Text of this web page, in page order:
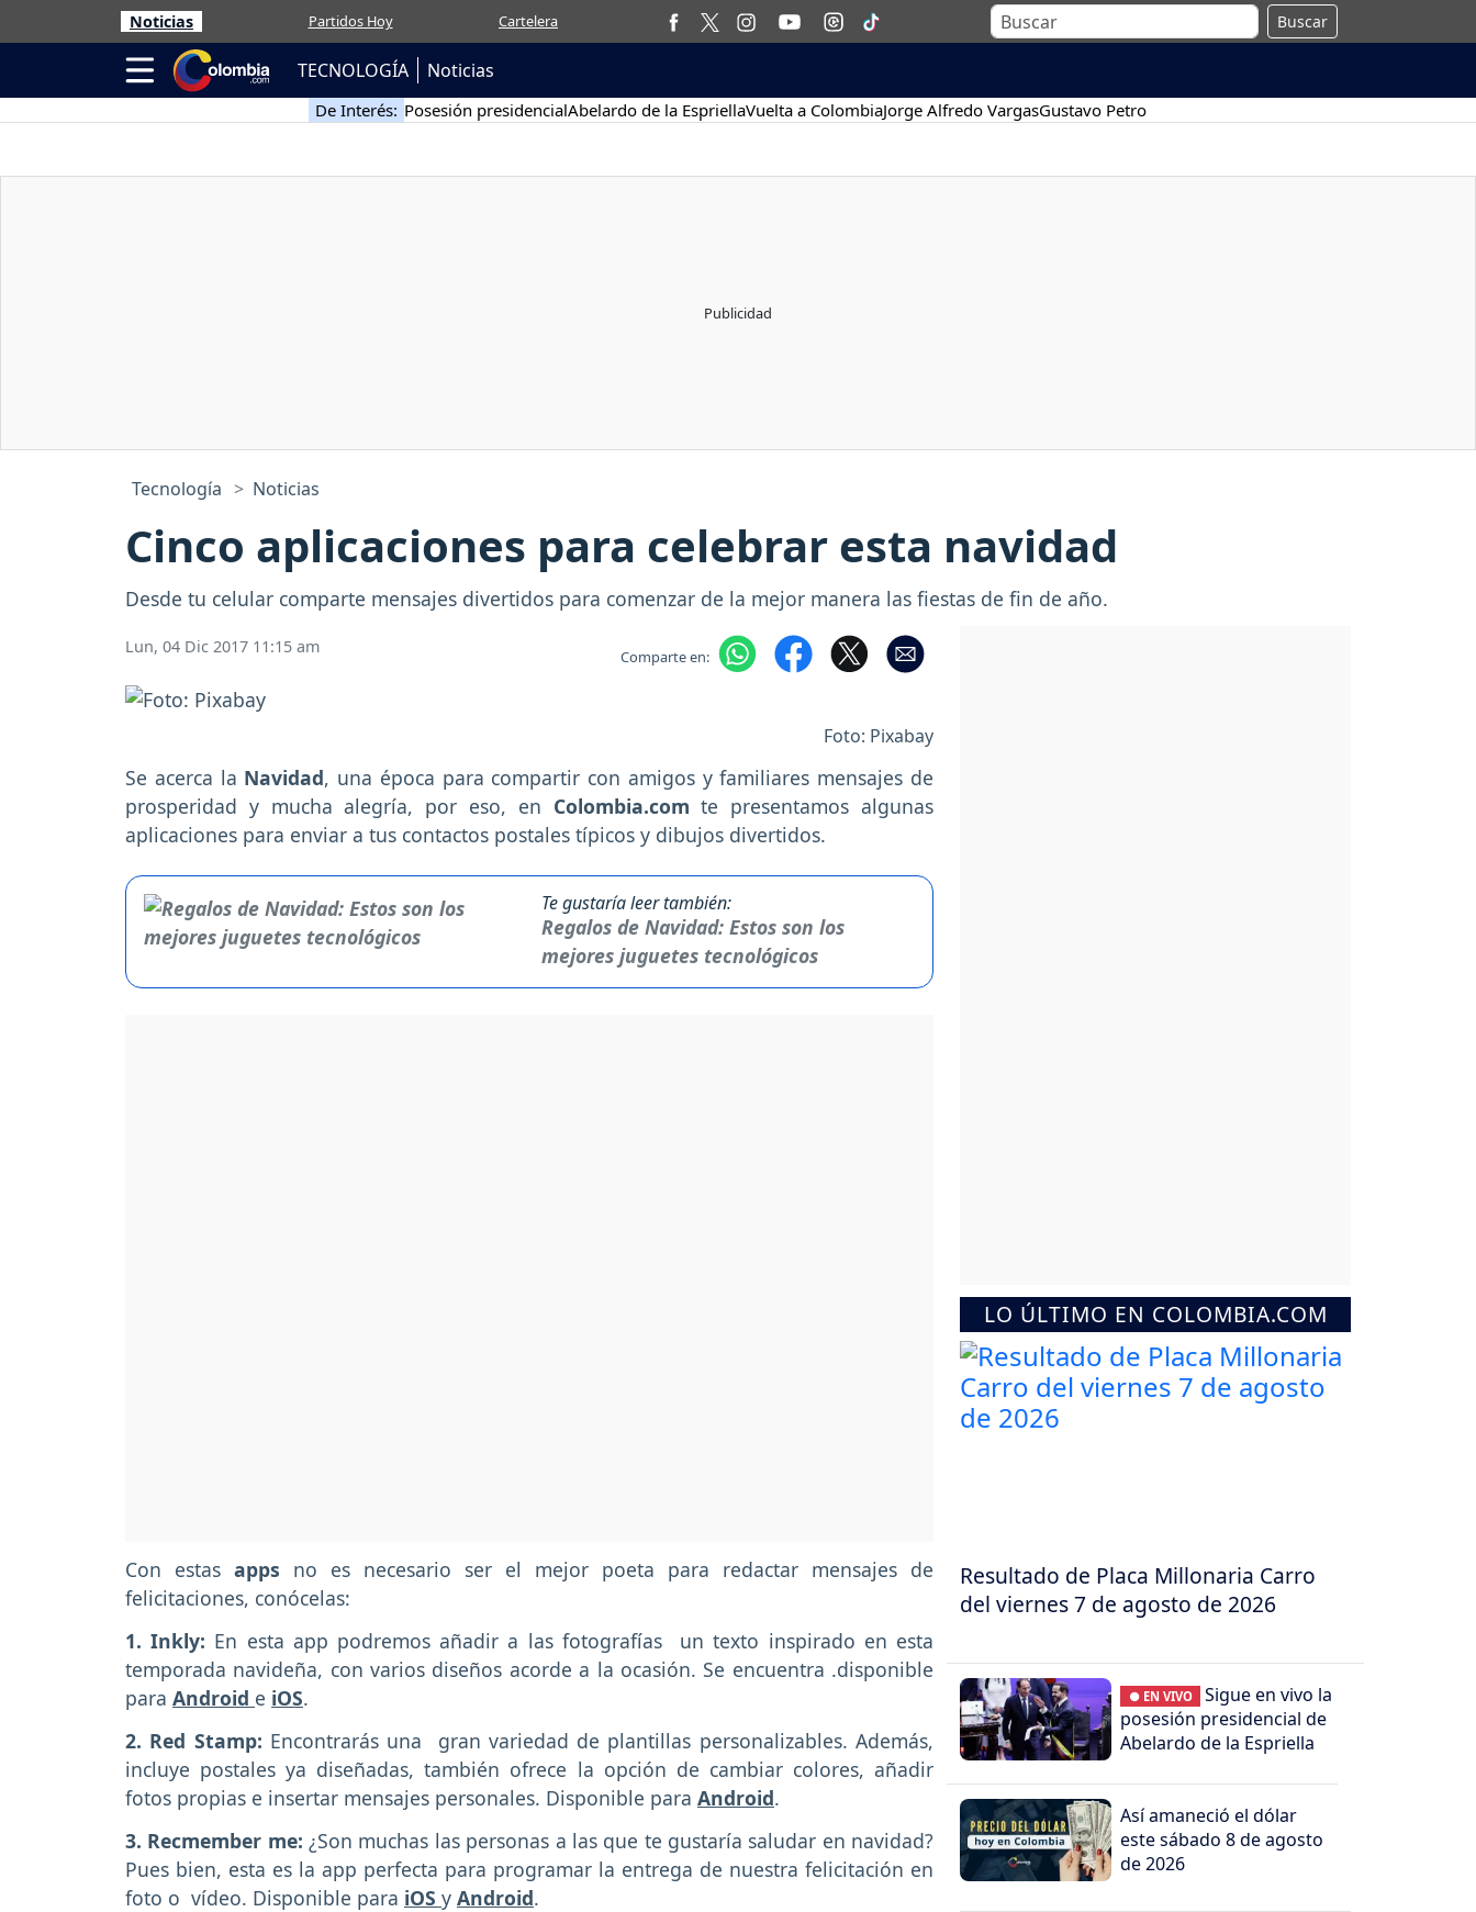
Noticias Partidos Hoy Cartelera Buscar
TECNOLOGÍA Noticias
De Interés: Posesión presidencialAbelardo de la EspriellaVuelta a ColombiaJorge Alfredo VargasGustavo Petro
Tecnología Noticias
Cinco aplicaciones para celebrar esta navidad
Desde tu celular comparte mensajes divertidos para comenzar de la mejor manera las fiestas de fin de año.
Lun, 04 Dic 2017 11:15 am Comparte en:
Foto: Pixabay
Se acerca la Navidad, una época para compartir con amigos y familiares mensajes de
prosperidad y mucha alegría, por eso, en Colombia.com te presentamos algunas
aplicaciones para enviar a tus contactos postales típicos y dibujos divertidos.
Te gustaría leer también:
Regalos de Navidad: Estos son los
mejores juguetes tecnológicos
Con estas apps no es necesario ser el mejor poeta para redactar mensajes de
felicitaciones, conócelas:
1. Inkly: En esta app podremos añadir a las fotografías un texto inspirado en esta
temporada navideña, con varios diseños acorde a la ocasión. Se encuentra .disponible
para Android e iOS.
2. Red Stamp: Encontrarás una gran variedad de plantillas personalizables. Además,
incluye postales ya diseñadas, también ofrece la opción de cambiar colores, añadir
fotos propias e insertar mensajes personales. Disponible para Android.
3. Recmember me: ¿Son muchas las personas a las que te gustaría saludar en navidad?
Pues bien, esta es la app perfecta para programar la entrega de nuestra felicitación en
foto o vídeo. Disponible para iOS y Android.
LO ÚLTIMO EN COLOMBIA.COM
Resultado de Placa Millonaria Carro
del viernes 7 de agosto de 2026
● EN VIVO
Sigue en vivo la
posesión presidencial de
Abelardo de la Espriella
Así amaneció el dólar
este sábado 8 de agosto
de 2026